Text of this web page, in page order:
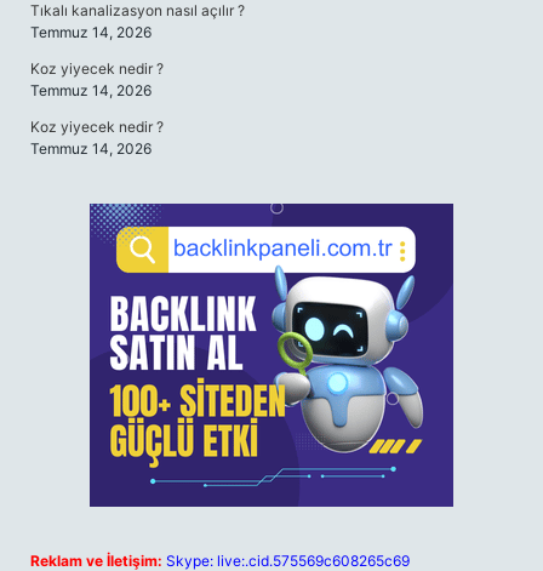
Tıkalı kanalizasyon nasıl açılır ?
Temmuz 14, 2026
Koz yiyecek nedir ?
Temmuz 14, 2026
Koz yiyecek nedir ?
Temmuz 14, 2026
Reklam ve İletişim: Skype: live:.cid.575569c608265c69